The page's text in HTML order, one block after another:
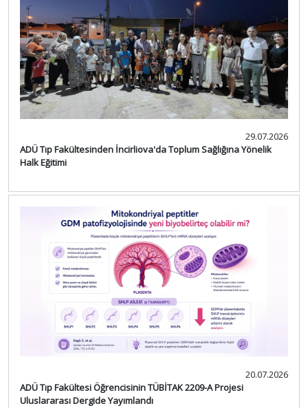
29.07.2026
ADÜ Tıp Fakültesinden İncirliova'da Toplum Sağlığına Yönelik
Halk Eğitimi
20.07.2026
ADÜ Tıp Fakültesi Öğrencisinin TÜBİTAK 2209-A Projesi
Uluslararası Dergide Yayımlandı